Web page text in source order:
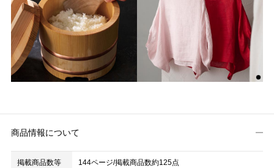
商品情報について
掲載商品数等 144ページ/掲載商品数約125点